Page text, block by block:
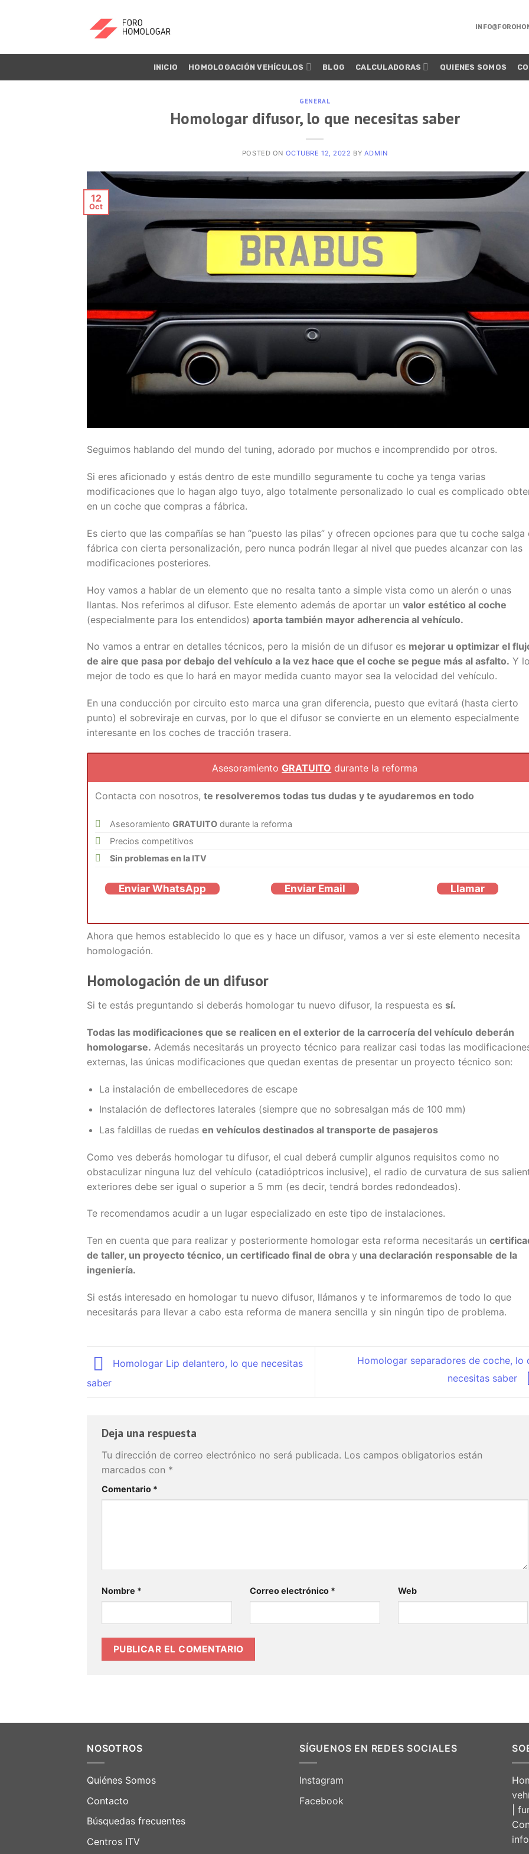
INICIO HOMOLOGACIÓN VEHÍCULOS BLOG CALCULADORAS QUIENES SOMOS
GENERAL
Homologar difusor, lo que necesitas saber
POSTED ON OCTUBRE 12, 2022 BY ADMIN
12
Oct
Seguimos hablando del mundo del tuning, adorado por muchos e incomprendido por otros.
Si eres aficionado y estás dentro de este mundillo seguramente tu coche ya tenga varias
modificaciones que lo hagan algo tuyo, algo totalmente personalizado lo cual es complicado
en un coche que compras a fábrica.
Es cierto que las compañías se han “puesto las pilas” y ofrecen opciones para que tu coche salga
fábrica con cierta personalización, pero nunca podrán llegar al nivel que puedes alcanzar con las
modificaciones posteriores.
Hoy vamos a hablar de un elemento que no resalta tanto a simple vista como un alerón o unas
llantas. Nos referimos al difusor. Este elemento además de aportar un valor estético al coche
(especialmente para los entendidos) aporta también mayor adherencia al vehículo.
No vamos a entrar en detalles técnicos, pero la misión de un difusor es mejorar u optimizar el
de aire que pasa por debajo del vehículo a la vez hace que el coche se pegue más al asfalto. Y
mejor de todo es que lo hará en mayor medida cuanto mayor sea la velocidad del vehículo.
En una conducción por circuito esto marca una gran diferencia, puesto que evitará (hasta cierto
punto) el sobreviraje en curvas, por lo que el difusor se convierte en un elemento especialmente
interesante en los coches de tracción trasera.
AsesoramientoGRATUITO durante la reforma
Contacta con nosotros, te resolveremos todas tus dudas y te ayudaremos en todo
Asesoramiento GRATUITOdurante la reforma
Precios competitivos
Sin problemas en la ITV
Enviar WhatsApp Enviar Email Llamar
Ahora que hemos establecido lo que es y hace un difusor, vamos a ver si este elemento necesita
homologación.
Homologación de un difusor
Si te estás preguntando si deberás homologar tu nuevo difusor, la respuesta es sí.
Todas las modificaciones que se realicen en el exterior de la carrocería del vehículo deberán
homologarse. Además necesitarás un proyecto técnico para realizar casi todas las
externas, las únicas modificaciones que quedan exentas de presentar un proyecto técnico son:
La instalación de embellecedores de escape
Instalación de deflectores laterales (siempre que no sobresalgan más de 100 mm)
Las faldillas de ruedas en vehículos destinados al transporte de pasajeros
Como ves deberás homologar tu difusor, el cual deberá cumplir algunos requisitos como no
obstaculizar ninguna luz del vehículo (catadióptricos inclusive), el radio de curvatura de sus
exteriores debe ser igual o superior a 5 mm (es decir, tendrá bordes redondeados).
Te recomendamos acudir a un lugar especializado en este tipo de instalaciones.
Ten en cuenta que para realizar y posteriormente homologar esta reforma necesitarás un
de taller, un proyecto técnico, un certificado final de obra y una declaración responsable de la
ingeniería.
Si estás interesado en homologar tu nuevo difusor, llámanos y te informaremos de todo lo que
necesitarás para llevar a cabo esta reforma de manera sencilla y sin ningún tipo de problema.
Homologar Lip delantero, lo que necesitas
saber
Homologar separadores de coche, lo
necesitas saber
Deja una respuesta
Tu dirección de correo electrónico no será publicada. Los campos obligatorios están
marcados con *
Comentario *
Nombre * Correo electrónico * Web
NOSOTROS
Quiénes Somos
Contacto
Búsquedas frecuentes
Centros ITV
SÍGUENOS EN REDES SOCIALES
Instagram
Facebook
|